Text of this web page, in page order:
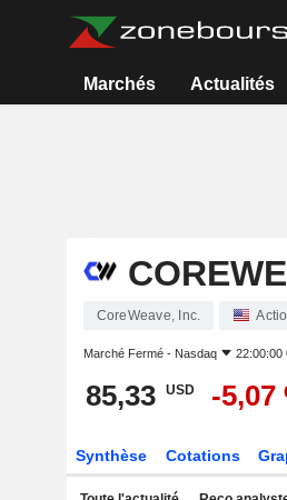
Marchés Actualités
CoreWeave, Inc.
Marché Fermé - Nasdaq 22:00:00
85,33 USD -5,07
Synthèse Cotations